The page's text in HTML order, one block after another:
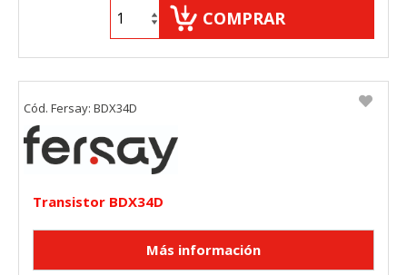
COMPRAR
Transistor BDX34D
Cód. Fersay: BDX34D